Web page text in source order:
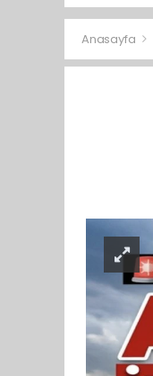
Anasayfa